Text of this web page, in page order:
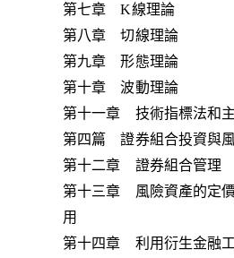
第七章 K線理論
第八章 切線理論
第九章 形態理論
第十章 波動理論
第十一章 技術指標法和
第四篇 證券組合投資與
第十二章 證券組合管理
第十三章 風險資產的定
用
第十四章 利用衍生金融